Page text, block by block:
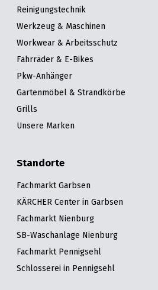
Reinigungstechnik
Werkzeug & Maschinen
Workwear & Arbeitsschutz
Fahrräder & E-Bikes
Pkw-Anhänger
Gartenmöbel & Strandkörbe
Grills
Unsere Marken
Standorte
Fachmarkt Garbsen
KÄRCHER Center in Garbsen
Fachmarkt Nienburg
SB-Waschanlage Nienburg
Fachmarkt Pennigsehl
Schlosserei in Pennigsehl